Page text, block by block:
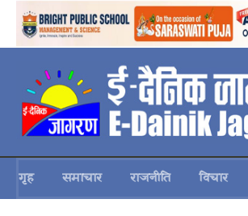
गृह समाचार राजनीति विचार